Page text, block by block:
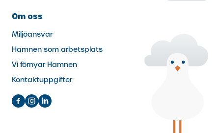
Om oss
Miljöansvar
Hamnen som arbetsplats
Vi förnyar Hamnen
Kontaktuppgifter